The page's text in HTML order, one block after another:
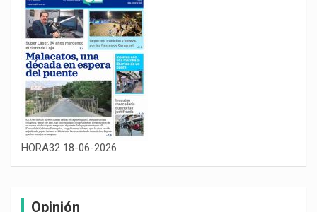
HORA32 18-06-2026
Opinión